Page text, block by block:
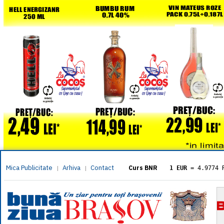
Mica Publicitate | Arhiva | Contact Curs BNR 1 EUR = 4.9774
= 5.8304
1 XAU= 464.4611
1 AED= 1.1933
1 AUD= 2.7957
1 BGN= 2.5449